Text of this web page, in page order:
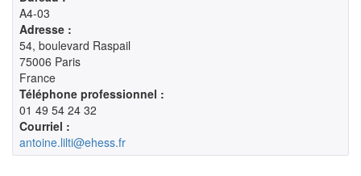
A4-03
Adresse :
54, boulevard Raspail
75006 Paris
France
Téléphone professionnel :
01 49 54 24 32
Courriel :
antoine.lilti@ehess.fr